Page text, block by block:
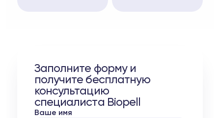
Заполните форму и
получите бесплатную
консультацию
специалиста Biopell
Ваше имя